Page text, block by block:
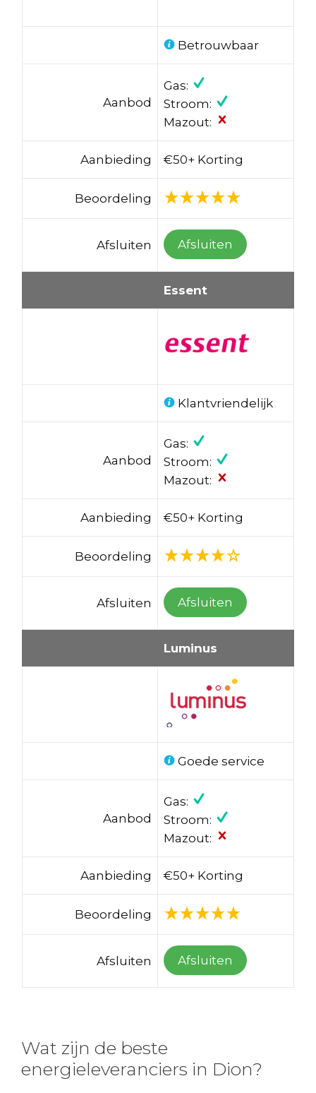
Betrouwbaar
Aanbod
Gas:
Stroom:
Mazout:
Aanbieding €50+ Korting
Beoordeling
Afsluiten Afsluiten
Essent
Klantvriendelijk
Aanbod
Gas:
Stroom:
Mazout:
Aanbieding €50+ Korting
Beoordeling
Afsluiten Afsluiten
Luminus
Goede service
Aanbod
Gas:
Stroom:
Mazout:
Aanbieding €50+ Korting
Beoordeling
Afsluiten Afsluiten
Wat zijn de beste
energieleveranciers in Dion?